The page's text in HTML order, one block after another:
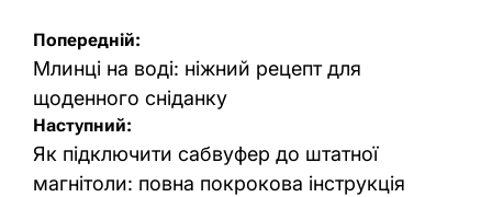
Навігація
записів
Попередній:
Млинці на воді: ніжний рецепт для
щоденного сніданку
Наступний:
Як підключити сабвуфер до штатної
магнітоли: повна покрокова інструкція